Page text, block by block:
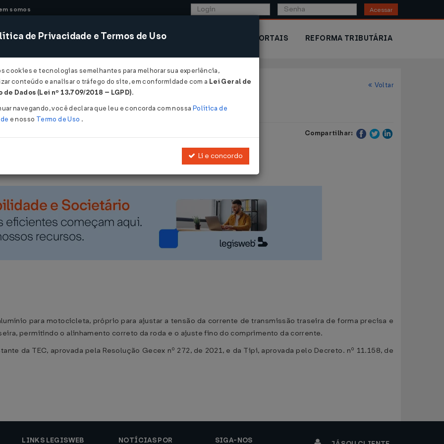
somos Acessar
CONSULTORIA SISTEMAS COMÉRCIO EXTERIOR PORTAIS REFORMA TRIBUTÁRIA
Voltar
98162 DE 13/05/2026
Compartilhar:
Assunto: Classificação de Mercadorias Código NCM: 8714.10.00
para motocicleta, próprio para ajustar a tensão da corrente de transmissão traseira de forma precisa e
permitindo o alinhamento correto da roda e o ajuste fino do comprimento da corrente.
da TEC, aprovada pela Resolução Gecex nº 272, de 2021, e da Tipi, aprovada pelo Decreto. nº 11.158, de
LINKS LEGISWEB NOTÍCIAS POR SIGA-NOS
de Privacidade e Termos de Uso
cookies e tecnologias semelhantes para melhorar sua experiência,
conteúdo e analisar o tráfego do site, em conformidade com a Lei Geral de
de Dados (Lei nº 13.709/2018 – LGPD).
navegando, você declara que leu e concorda com nossa Política de
e nosso Termo de Uso .
Li e concordo